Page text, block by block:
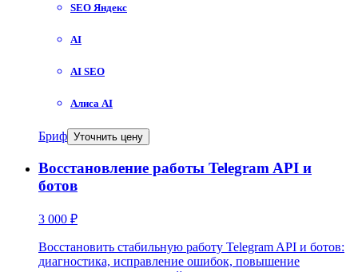
SEO Яндекс
AI
AI SEO
Алиса AI
Бриф Уточнить цену
Восстановление работы Telegram API и
ботов
3 000 ₽
Восстановить стабильную работу Telegram API и ботов:
диагностика, исправление ошибок, повышение